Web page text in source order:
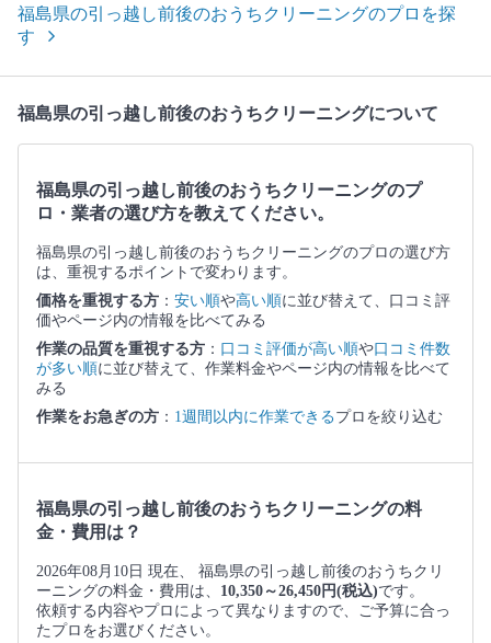
福島県の引っ越し前後のおうちクリーニングのプロを探
す
福島県の引っ越し前後のおうちクリーニングについて
福島県の引っ越し前後のおうちクリーニングのプ
ロ・業者の選び方を教えてください。
福島県の引っ越し前後のおうちクリーニングのプロの選び方
は、重視するポイントで変わります。
価格を重視する方 ： 安い順や高い順に並び替えて、口コミ評
価やページ内の情報を比べてみる
作業の品質を重視する方 ： 口コミ評価が高い順や口コミ件数
が多い順に並び替えて、作業料金やページ内の情報を比べて
みる
作業をお急ぎの方 ： 1週間以内に作業できるプロを絞り込む
福島県の引っ越し前後のおうちクリーニングの料
金・費用は？
2026年08月10日 現在、 福島県の引っ越し前後のおうちクリ
ーニングの料金・費用は、 10,350～26,450円(税込)です。
依頼する内容やプロによって異なりますので、ご予算に合っ
たプロをお選びください。